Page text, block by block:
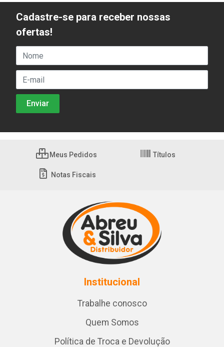
Cadastre-se para receber nossas
ofertas!
Meus Pedidos Títulos
Notas Fiscais
Institucional
Trabalhe conosco
Quem Somos
Política de Troca e Devolução